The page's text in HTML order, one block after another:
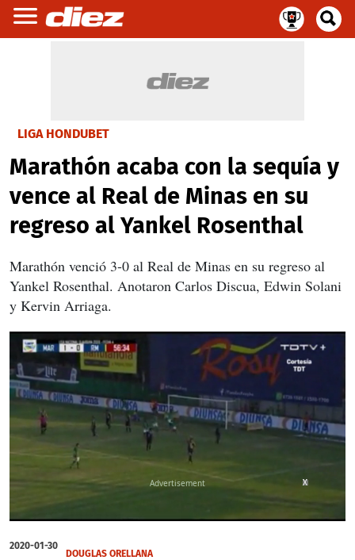
LIGA HONDUBET
Marathón acaba con la sequía y
vence al Real de Minas en su
regreso al Yankel Rosenthal
Marathón venció 3-0 al Real de Minas en su regreso al
Yankel Rosenthal. Anotaron Carlos Discua, Edwin Solani
y Kervin Arriaga.
of
1
X
X
2020-01-30
DOUGLAS ORELLANA